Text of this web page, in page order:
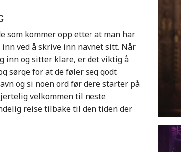
som kommer opp etter at man har
ved å skrive inn navnet sitt. Når
inn og sitter klare, er det viktig å
sørge for at de føler seg godt
og si noen ord før dere starter på
velkommen til neste
reise tilbake til den tiden der